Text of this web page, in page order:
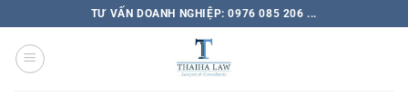
TƯ VẤN DOANH NGHIỆP: 0976 085 206 ...